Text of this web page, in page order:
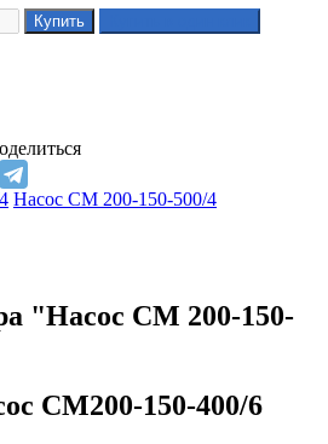
Насос СМ 200-150-500/4
"Насос СМ 200-150-
СМ200-150-400/6